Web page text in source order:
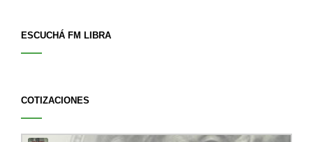
ESCUCHÁ FM LIBRA
COTIZACIONES